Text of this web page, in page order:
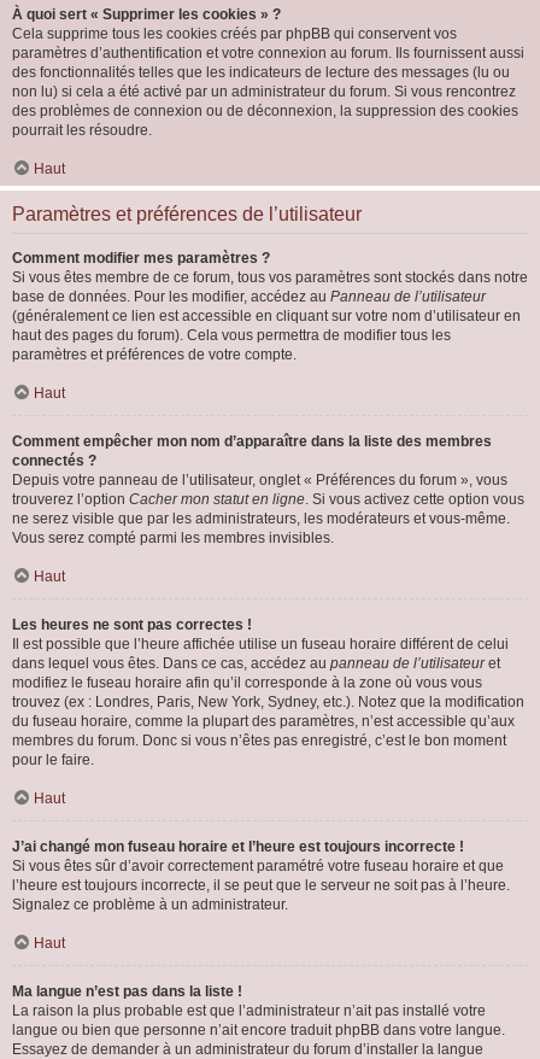
À quoi sert « Supprimer les cookies » ?
Cela supprime tous les cookies créés par phpBB qui conservent vos
paramètres d’authentification et votre connexion au forum. Ils fournissent aussi
des fonctionnalités telles que les indicateurs de lecture des messages (lu ou
non lu) si cela a été activé par un administrateur du forum. Si vous rencontrez
des problèmes de connexion ou de déconnexion, la suppression des cookies
pourrait les résoudre.
Haut
Paramètres et préférences de l’utilisateur
Comment modifier mes paramètres ?
Si vous êtes membre de ce forum, tous vos paramètres sont stockés dans notre
base de données. Pour les modifier, accédez au Panneau de l’utilisateur
(généralement ce lien est accessible en cliquant sur votre nom d’utilisateur en
haut des pages du forum). Cela vous permettra de modifier tous les
paramètres et préférences de votre compte.
Haut
Comment empêcher mon nom d’apparaître dans la liste des membres
connectés ?
Depuis votre panneau de l’utilisateur, onglet « Préférences du forum », vous
trouverez l’option Cacher mon statut en ligne. Si vous activez cette option vous
ne serez visible que par les administrateurs, les modérateurs et vous-même.
Vous serez compté parmi les membres invisibles.
Haut
Les heures ne sont pas correctes !
Il est possible que l’heure affichée utilise un fuseau horaire différent de celui
dans lequel vous êtes. Dans ce cas, accédez au panneau de l’utilisateuret
modifiez le fuseau horaire afin qu’il corresponde à la zone où vous vous
trouvez (ex : Londres, Paris, New York, Sydney, etc.). Notez que la modification
du fuseau horaire, comme la plupart des paramètres, n’est accessible qu’aux
membres du forum. Donc si vous n’êtes pas enregistré, c’est le bon moment
pour le faire.
Haut
J’ai changé mon fuseau horaire et l’heure est toujours incorrecte !
Si vous êtes sûr d’avoir correctement paramétré votre fuseau horaire et que
l’heure est toujours incorrecte, il se peut que le serveur ne soit pas à l’heure.
Signalez ce problème à un administrateur.
Haut
Ma langue n’est pas dans la liste !
La raison la plus probable est que l’administrateur n’ait pas installé votre
langue ou bien que personne n’ait encore traduit phpBB dans votre langue.
Essayez de demander à un administrateur du forum d’installer la langue